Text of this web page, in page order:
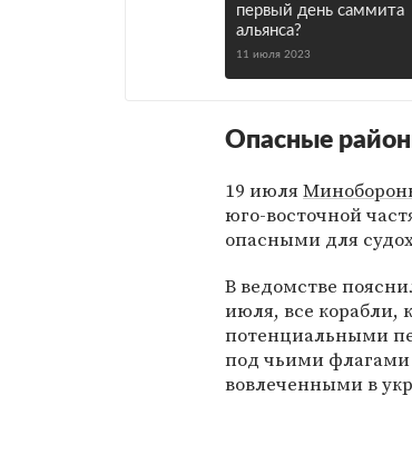
первый день саммита
альянса?
11 июля 2023
Опасные
19 июля
юго-восточной
опасными для
В ведомстве
июля, все корабли,
потенциальными
под чьими флагами
вовлеченными в